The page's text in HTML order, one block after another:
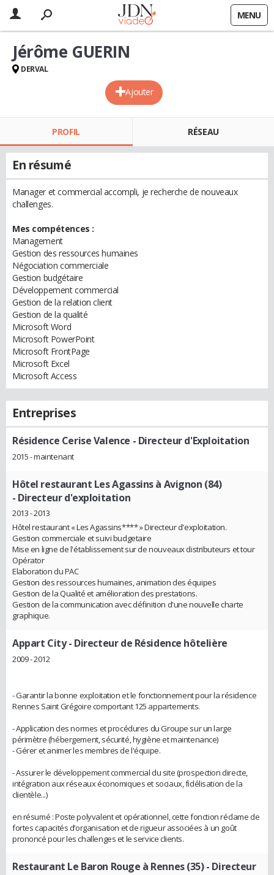
MENU
Ajouter
Jérôme GUERIN
DERVAL
PROFIL RÉSEAU
En résumé
Manager et commercial accompli, je recherche de nouveaux
challenges.
Mes compétences :
Management
Gestion des ressources humaines
Négociation commerciale
Gestion budgétaire
Développement commercial
Gestion de la relation client
Gestion de la qualité
Microsoft Word
Microsoft PowerPoint
Microsoft FrontPage
Microsoft Excel
Microsoft Access
Entreprises
Résidence Cerise Valence - Directeur d'Exploitation
2015 - maintenant
Hôtel restaurant Les Agassins à Avignon (84)
- Directeur d'exploitation
2013 - 2013
Hôtel restaurant « Les Agassins**** » Directeur d'exploitation.
Gestion commerciale et suivi budgetaire
Mise en ligne de l'établissement sur de nouveaux distributeurs et tour
Opérator
Elaboration du PAC
Gestion des ressources humaines, animation des équipes
Gestion de la Qualité et amélioration des prestations.
Gestion de la communication avec définition d'une nouvelle charte
graphique.
Appart City- Directeur de Résidence hôtelière
2009 - 2012
- Garantir la bonne exploitation et le fonctionnement pour la résidence
Rennes Saint Grégoire comportant 125 appartements.
- Application des normes et procédures du Groupe sur un large
périmètre (hébergement, sécurité, hygiène et maintenance)
- Gérer et animer les membres de l'équipe.
- Assurer le développement commercial du site (prospection directe,
intégration aux réseaux économiques et sociaux, fidélisation de la
clientèle...)
en résumé : Poste polyvalent et opérationnel, cette fonction réclame de
fortes capacités d’organisation et de rigueur associées à un goût
prononcé pour les challenges et le service clients.
Restaurant Le Baron Rouge à Rennes (35)- Directeur